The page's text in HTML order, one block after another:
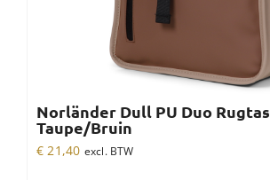
Norländer Dull PU Duo Rugtas
Taupe/Bruin
€ 21,40 excl. BTW